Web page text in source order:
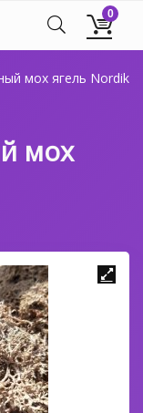
0
мох ягель Nordik
мох